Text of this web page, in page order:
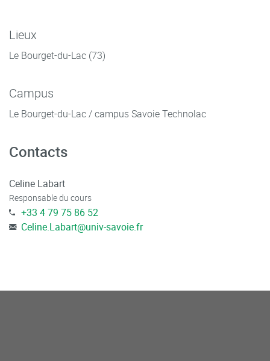
Lieux
Le Bourget-du-Lac (73)
Campus
Le Bourget-du-Lac / campus Savoie Technolac
Contacts
Celine Labart
Responsable du cours
+33 4 79 75 86 52
Celine.Labart@univ-savoie.fr